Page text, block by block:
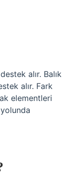
alır. Balık
alır. Fark
elementleri